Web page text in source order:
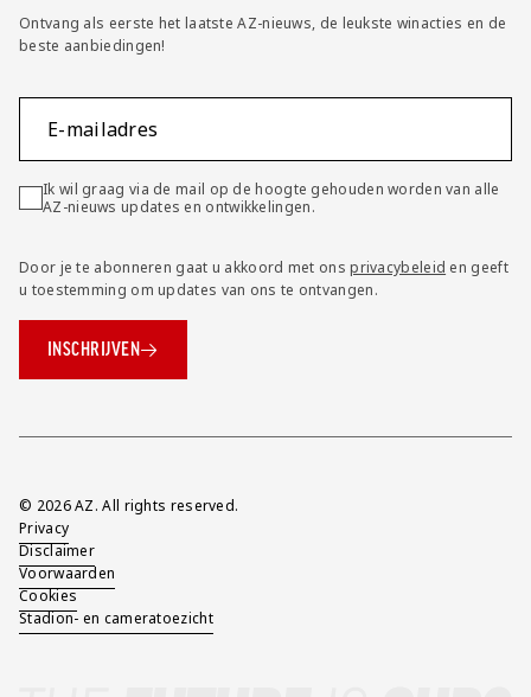
Ontvang als eerste het laatste AZ-nieuws, de leukste winacties en de
beste aanbiedingen!
E-mailadres
Ik wil graag via de mail op de hoogte gehouden worden van alle
AZ-nieuws updates en ontwikkelingen.
Door je te abonneren gaat u akkoord met onsprivacybeleid en geeft
u toestemming om updates van ons te ontvangen.
INSCHRIJVEN
Overig
© 2026 AZ. All rights reserved.
Privacy
Disclaimer
Voorwaarden
Cookies
Stadion- en cameratoezicht